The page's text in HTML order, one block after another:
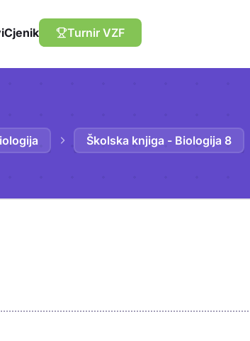
Cjenik Turnir VZF
Školska knjiga - Biologija 8